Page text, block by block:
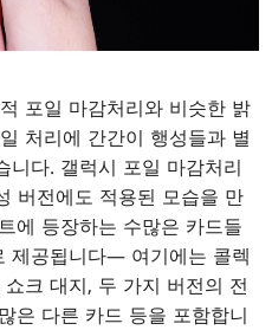
포일 마감처리와 비슷한 밝
처리에 간간이 행성들과 별
니다. 갤럭시 포일 마감처리
버전에도 적용된 모습을 만
에 등장하는 수많은 카드들
제공됩니다— 여기에는 콜렉
크 대지, 두 가지 버전의 전
은 다른 카드 등을 포함합니